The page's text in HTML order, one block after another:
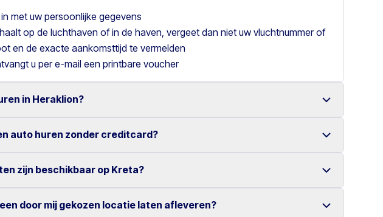
met uw persoonlijke gegevens
op de luchthaven of in de haven, vergeet dan niet uw vluchtnummer of
en de exacte aankomsttijd te vermelden
u per e-mail een printbare voucher
in Heraklion?
in Heraklion met een ruime keuze aan betrouwbare voertuigen.
tarieven en eenvoudige online reservering maken het huren van een auto
auto huren zonder creditcard?
u een auto huren zonder creditcard.
betaalmogelijkheden geniet u van een zorgeloze huurervaring.
zijn beschikbaar op Kreta?
en inleveren op verschillende locaties verspreid over Kreta.
door mij gekozen locatie laten afleveren?